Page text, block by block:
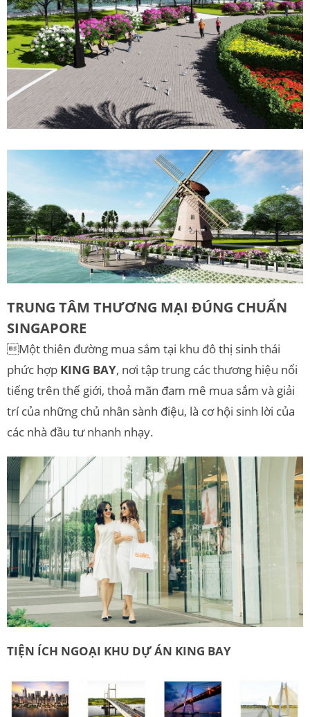
TRUNG TÂM THƯƠNG MẠI ĐÚNG CHUẨN
SINGAPORE
Một thiên đường mua sắm tại khu đô thị sinh thái
phức hợp KING BAY, nơi tập trung các thương hiệu nổi
tiếng trên thế giới, thoả mãn đam mê mua sắm và giải
trí của những chủ nhân sành điệu, là cơ hội sinh lời của
các nhà đầu tư nhanh nhạy.
TIỆN ÍCH NGOẠI KHU DỰ ÁN KING BAY